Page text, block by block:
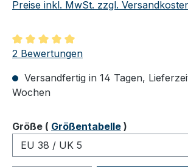
Preise inkl. MwSt. zzgl.
Durchschnittliche Bewertung von 5
2 Bewertungen
Versandfertig in 14 Tagen,
Wochen
Größeauswählen
( Größentabelle )